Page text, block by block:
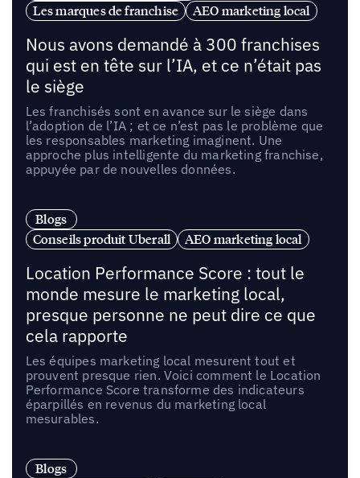
Les marques de franchise
AEO marketing local
Nous avons demandé à 300 franchises
qui est en tête sur l’IA, et ce n’était pas
le siège
Les franchisés sont en avance sur le siège dans
l’adoption de l’IA ; et ce n’est pas le problème que
les responsables marketing imaginent. Une
approche plus intelligente du marketing franchise,
appuyée par de nouvelles données.
Blogs
Conseils produit Uberall
AEO marketing local
Location Performance Score : tout le
monde mesure le marketing local,
presque personne ne peut dire ce que
cela rapporte
Les équipes marketing local mesurent tout et
prouvent presque rien. Voici comment le Location
Performance Score transforme des indicateurs
éparpillés en revenus du marketing local
mesurables.
Blogs